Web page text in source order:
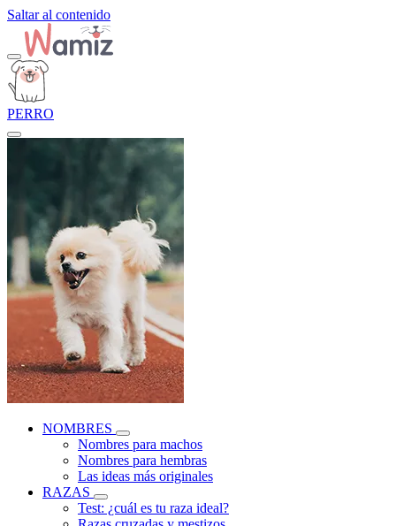
Saltar al contenido
PERRO
NOMBRES
Nombres para machos
Nombres para hembras
Las ideas más originales
RAZAS
Test: ¿cuál es tu raza ideal?